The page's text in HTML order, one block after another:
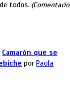
todos. (Comentario
Camarón que se
por Paola